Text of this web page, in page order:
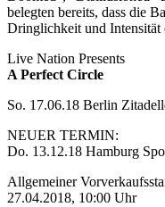
belegten bereits, dass die
Dringlichkeit und Intensität
Live Nation Presents
A Perfect Circle
So. 17.06.18 Berlin
NEUER TERMIN:
Do. 13.12.18 Hamburg
Allgemeiner
27.04.2018, 10:00 Uhr